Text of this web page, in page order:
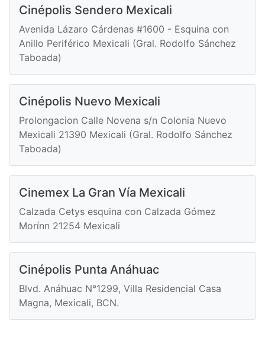
Cinépolis Sendero Mexicali
Avenida Lázaro Cárdenas #1600 - Esquina con
Anillo Periférico Mexicali (Gral. Rodolfo Sánchez
Taboada)
Cinépolis Nuevo Mexicali
Prolongacion Calle Novena s/n Colonia Nuevo
Mexicali 21390 Mexicali (Gral. Rodolfo Sánchez
Taboada)
Cinemex La Gran Vía Mexicali
Calzada Cetys esquina con Calzada Gómez
Morínn 21254 Mexicali
Cinépolis Punta Anáhuac
Blvd. Anáhuac N°1299, Villa Residencial Casa
Magna, Mexicali, BCN.